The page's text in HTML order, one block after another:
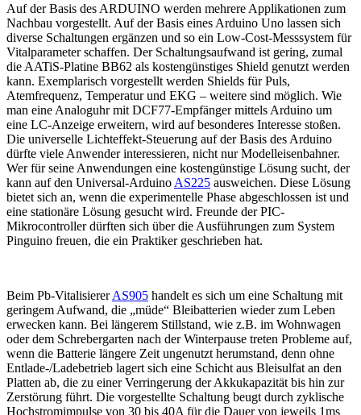
Auf der Basis des ARDUINO werden mehrere Applikationen zum
Nachbau vorgestellt. Auf der Basis eines Arduino Uno lassen sich
diverse Schaltungen ergänzen und so ein Low-Cost-Messsystem für
Vitalparameter schaffen. Der Schaltungsaufwand ist gering, zumal
die AATiS-Platine BB62 als kostengünstiges Shield genutzt werden
kann. Exemplarisch vorgestellt werden Shields für Puls,
Atemfrequenz, Temperatur und EKG – weitere sind möglich. Wie
man eine Analoguhr mit DCF77-Empfänger mittels Arduino um
eine LC-Anzeige erweitern, wird auf besonderes Interesse stoßen.
Die universelle Lichteffekt-Steuerung auf der Basis des Arduino
dürfte viele Anwender interessieren, nicht nur Modelleisenbahner.
Wer für seine Anwendungen eine kostengünstige Lösung sucht, der
kann auf den Universal-Arduino AS225 ausweichen. Diese Lösung
bietet sich an, wenn die experimentelle Phase abgeschlossen ist und
eine stationäre Lösung gesucht wird. Freunde der PIC-
Mikrocontroller dürften sich über die Ausführungen zum System
Pinguino freuen, die ein Praktiker geschrieben hat.
Beim Pb-VitalisiererAS905 handelt es sich um eine Schaltung mit
geringem Aufwand, die „müde“ Bleibatterien wieder zum Leben
erwecken kann. Bei längerem Stillstand, wie z.B. im Wohnwagen
oder dem Schrebergarten nach der Winterpause treten Probleme auf,
wenn die Batterie längere Zeit ungenutzt herumstand, denn ohne
Entlade-/Ladebetrieb lagert sich eine Schicht aus Bleisulfat an den
Platten ab, die zu einer Verringerung der Akkukapazität bis hin zur
Zerstörung führt. Die vorgestellte Schaltung beugt durch zyklische
Hochstromimpulse von 30 bis 40A für die Dauer von jeweils 1ms